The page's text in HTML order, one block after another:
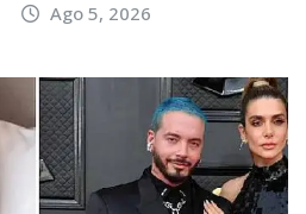
Ago 5, 2026